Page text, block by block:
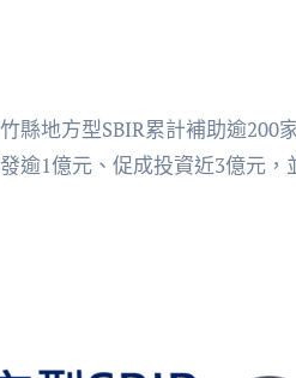
縣地方型SBIR累計補助逾200
逾1億元、促成投資近3億元